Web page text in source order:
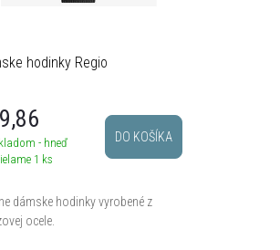
hodinky Regio
- hneď
1 ks
DO KOŠÍKA
dámske hodinky vyrobené z
ocele.